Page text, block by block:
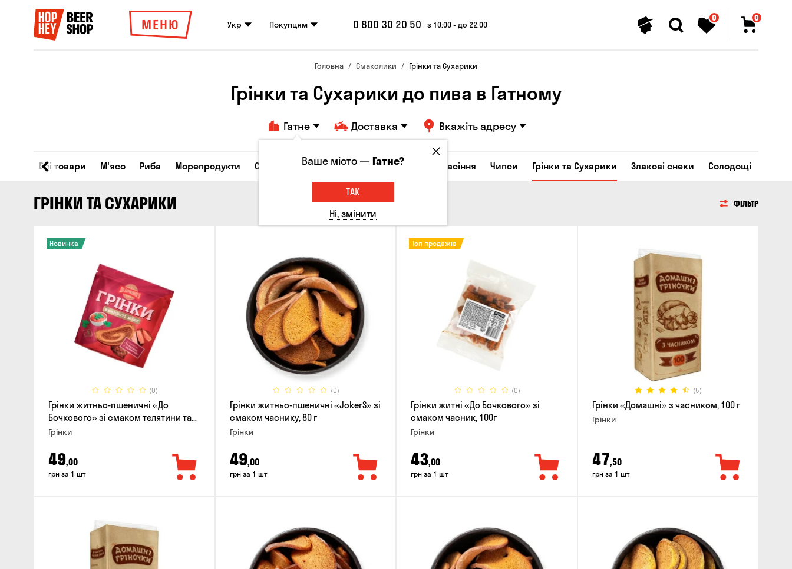
МЕНЮ Укр Покупцям 0 800 30 20 50 з 10:00 - до 22:00
0 0
Головна Смаколики Грінки та Сухарики
Грінки та Сухарики до пива в Гатному
Гатне Доставка Вкажіть адресу
Всі товари М'ясо Риба Морепродукти Сирні закуски Горішки Кукурудза Насіння Чипси Грінки та Сухарики Злакові снеки Солодощі
ГРІНКИ ТА СУХАРИКИ ФІЛЬТР
(0)
Новинка
Грінки житньо-пшеничні «До
Бочкового» зі смаком телятини та
аджики, 75г
Грінки
49,00
грн за 1 шт
(0)
Грінки житньо-пшеничні «JokerS» зі
смаком часнику, 80 г
Грінки
49,00
грн за 1 шт
(0)
Топ продажів
Грінки житні «До Бочкового» зі
смаком часник, 100г
Грінки
43,00
грн за 1 шт
(5)
Грінки «Домашні» з часником, 100 г
Грінки
47,50
грн за 1 шт
Ваше місто —Гатне?
ТАК
Ні, змінити